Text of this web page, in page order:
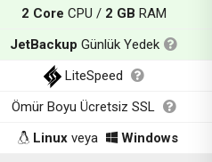
2 Core CPU / 2 GB RAM
JetBackupGünlük Yedek
LiteSpeed
Ömür Boyu Ücretsiz SSL
Linuxveya Windows